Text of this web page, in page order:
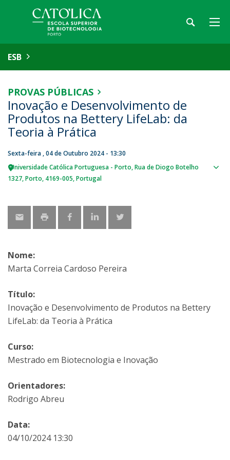
ESB
PROVAS PÚBLICAS
Inovação e Desenvolvimento de
Produtos na Bettery LifeLab: da
Teoria à Prática
Sexta-feira , 04 de Outubro 2024 - 13:30
Universidade Católica Portuguesa - Porto Rua de Diogo Botelho
1327 Porto 4169-005 Portugal
Nome:
Marta Correia Cardoso Pereira
Título:
Inovação e Desenvolvimento de Produtos na Bettery
LifeLab: da Teoria à Prática
Curso:
Mestrado em Biotecnologia e Inovação
Orientadores:
Rodrigo Abreu
Data:
04/10/2024 13:30